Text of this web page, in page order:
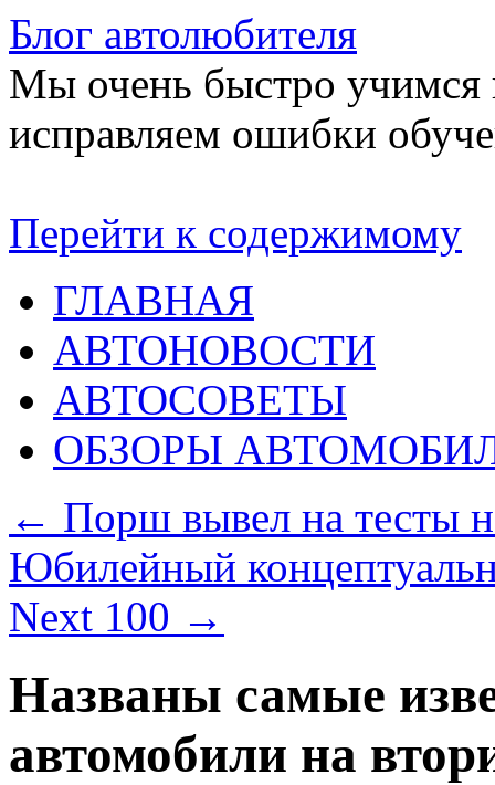
Блог автолюбителя
Мы очень быстро учимся
исправляем ошибки
Перейти к содержимому
ГЛАВНАЯ
АВТОНОВОСТИ
АВТОСОВЕТЫ
ОБЗОРЫ
← Порш вывел на тесты
Юбилейный
Next 100 →
Названы самые
автомобили на